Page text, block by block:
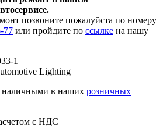
позвоните пожалуйста по номеру
77 или пройдите по ссылке на нашу
1
Lighting
наличными в наших розничных
с НДС